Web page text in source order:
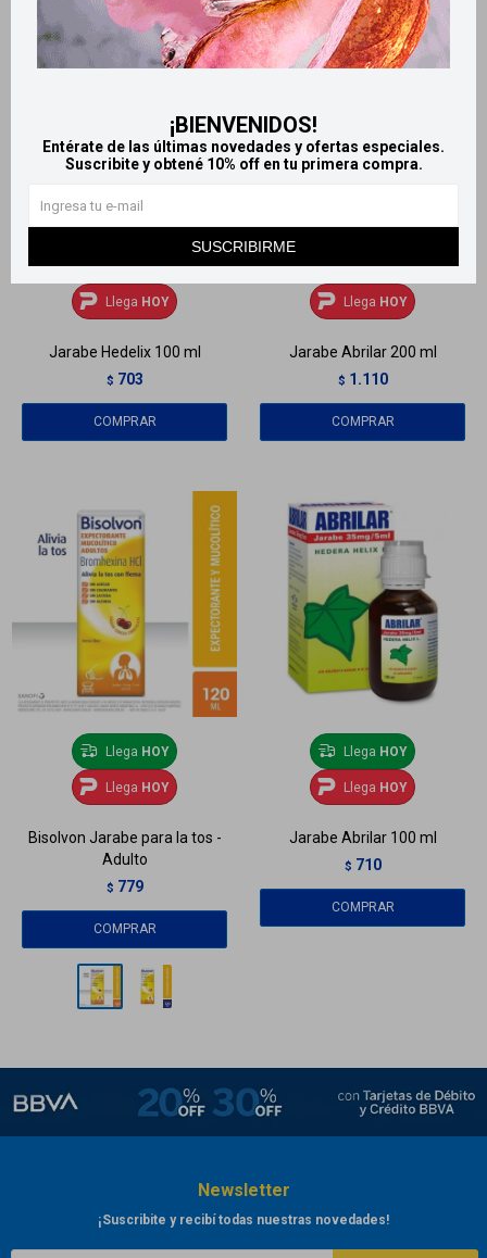
¡BIENVENIDOS!
Entérate de las últimas novedades y ofertas especiales.
Suscribite y obtené 10% off en tu primera compra.
SUSCRIBIRME
LlegaHOY
Llega HOY
Jarabe Hedelix 100 ml
$ 703
LlegaHOY
Llega HOY
Jarabe Abrilar 200 ml
$ 1.110
Llega HOY
Llega HOY
Bisolvon Jarabe para la tos -
Adulto
$ 779
Llega HOY
Llega HOY
Jarabe Abrilar 100 ml
$ 710
Newsletter
¡Suscribite y recibí todas nuestras novedades!